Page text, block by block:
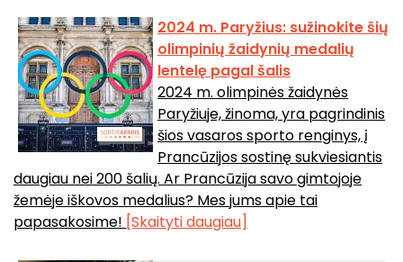
2024 m. Paryžius: sužinokite šių
olimpinių žaidynių medalių
lentelę pagal šalis
2024 m. olimpinės žaidynės
Paryžiuje, žinoma, yra pagrindinis
šios vasaros sporto renginys, į
Prancūzijos sostinę sukviesiantis
daugiau nei 200 šalių. Ar Prancūzija savo gimtojoje
žemėje iškovos medalius? Mes jums apie tai
papasakosime! [Skaityti daugiau]